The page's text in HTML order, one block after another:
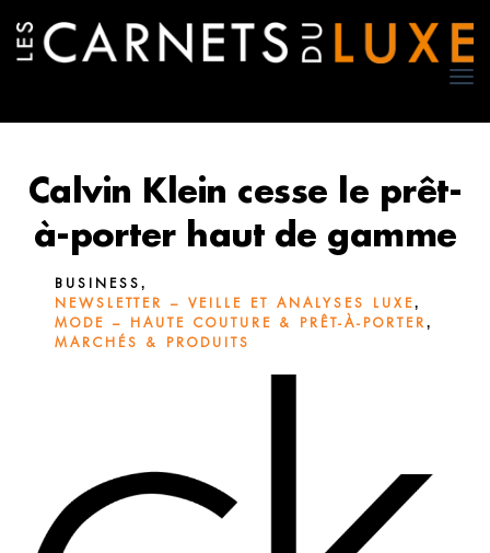
Calvin Klein cesse le prêt-
à-porter haut de gamme
BUSINESS ,
NEWSLETTER – VEILLE ET ANALYSES LUXE,
MODE – HAUTE COUTURE & PRÊT-À-PORTER ,
MARCHÉS & PRODUITS